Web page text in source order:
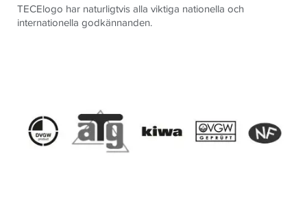
TECElogo har naturligtvis alla viktiga nationella och
internationella godkännanden.